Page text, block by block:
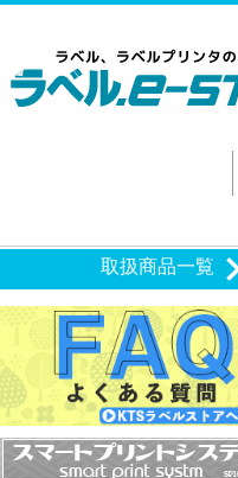
取扱商品一覧